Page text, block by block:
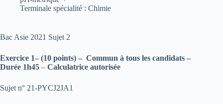
Terminale spécialité : Chimie
Bac Asie 2021 Sujet 2
Exercice 1– (10 points) – Commun à tous les candidats –
Durée 1h45 – Calculatrice autorisée
Sujet n° 21-PYCJ2JA1